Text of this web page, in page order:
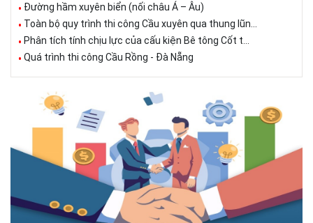
Đường hầm xuyên biển (nối châu Á – Âu)
Toàn bộ quy trình thi công Cầu xuyên qua thung lũn...
Phân tích tính chịu lực của cấu kiện Bê tông Cốt t...
Quá trình thi công Cầu Rồng - Đà Nẵng